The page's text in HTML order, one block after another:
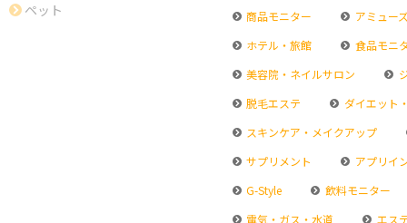
ペット 商品モニター
アミュー
ホテル・旅館
食品モニ
美容院・ネイルサロン
脱毛エステ
ダイエット
スキンケア・メイクアップ
サプリメント
アプリイ
G-Style
飲料モニター
電気・ガス・水道
エス